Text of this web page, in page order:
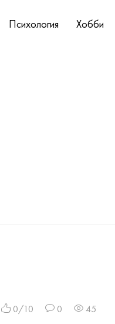
Психология Хобби
0/10 0 45